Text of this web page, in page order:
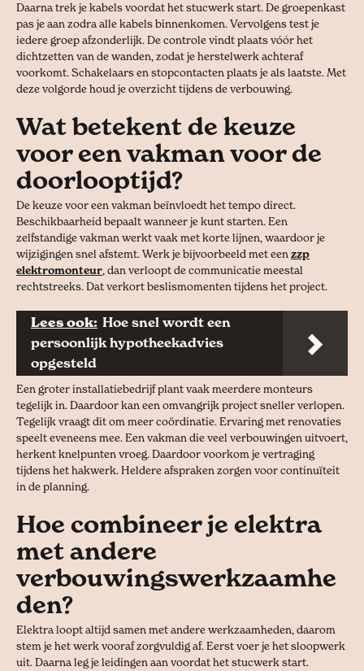
Daarna trek je kabels voordat het stucwerk start. De groepenkast
pas je aan zodra alle kabels binnenkomen. Vervolgens test je
iedere groep afzonderlijk. De controle vindt plaats vóór het
dichtzetten van de wanden, zodat je herstelwerk achteraf
voorkomt. Schakelaars en stopcontacten plaats je als laatste. Met
deze volgorde houd je overzicht tijdens de verbouwing.
Wat betekent de keuze
voor een vakman voor de
doorlooptijd?
De keuze voor een vakman beïnvloedt het tempo direct.
Beschikbaarheid bepaalt wanneer je kunt starten. Een
zelfstandige vakman werkt vaak met korte lijnen, waardoor je
wijzigingen snel afstemt. Werk je bijvoorbeeld met eenzzp
elektromonteur, dan verloopt de communicatie meestal
rechtstreeks. Dat verkort beslismomenten tijdens het project.
Lees ook: Hoe snel wordt een
persoonlijk hypotheekadvies
opgesteld
Een groter installatiebedrijf plant vaak meerdere monteurs
tegelijk in. Daardoor kan een omvangrijk project sneller verlopen.
Tegelijk vraagt dit om meer coördinatie. Ervaring met renovaties
speelt eveneens mee. Een vakman die veel verbouwingen uitvoert,
herkent knelpunten vroeg. Daardoor voorkom je vertraging
tijdens het hakwerk. Heldere afspraken zorgen voor continuïteit
in de planning.
Hoe combineer je elektra
met andere
verbouwingswerkzaamhe
den?
Elektra loopt altijd samen met andere werkzaamheden, daarom
stem je het werk vooraf zorgvuldig af. Eerst voer je het sloopwerk
uit. Daarna leg je leidingen aan voordat het stucwerk start.